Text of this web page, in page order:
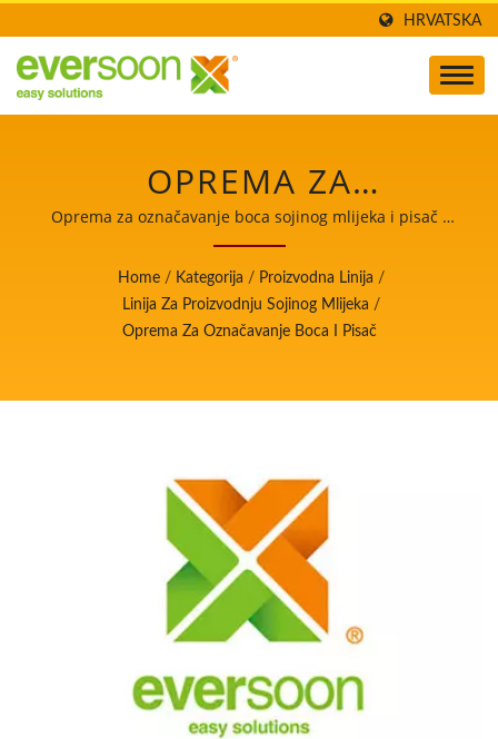
HRVATSKA
OPREMA ZA
ETIKETIRANJE BOCA I
PISAČ JE JEDNA OD
MAŠINA U
SOJINO MLIJEKO. /
AUTOMATSKIH
STROJEVA ZA
PROIZVODNJU TOFUA I
SOJINOG MLIJEKA S
NAJVIŠIM PRIORITETOM
NA SIGURNOSTI
Oprema za označavanje boca sojinog mlijeka i pisač /
Voditelj automatskih strojeva za proizvodnju tofua i
sojinog mlijeka s najvišim prioritetom na sigurnosti
hrane.
Home / Kategorija / Proizvodna Linija /
Linija Za Proizvodnju Sojinog Mlijeka /
Oprema Za Označavanje Boca I Pisač